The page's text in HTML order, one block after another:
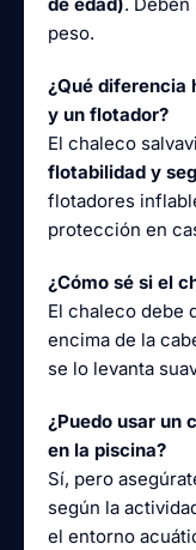
peso.
¿Qué diferencia
y un flotador?
El chaleco
flotabilidad y
flotadores
protección en
¿Cómo sé si el
El chaleco debe
encima de la
se lo levanta
¿Puedo usar un
en la piscina?
Sí, pero
según la
el entorno